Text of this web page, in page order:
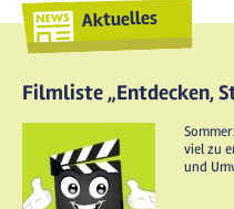
Aktuelles
Filmliste „Entdecken,
viel zu
und